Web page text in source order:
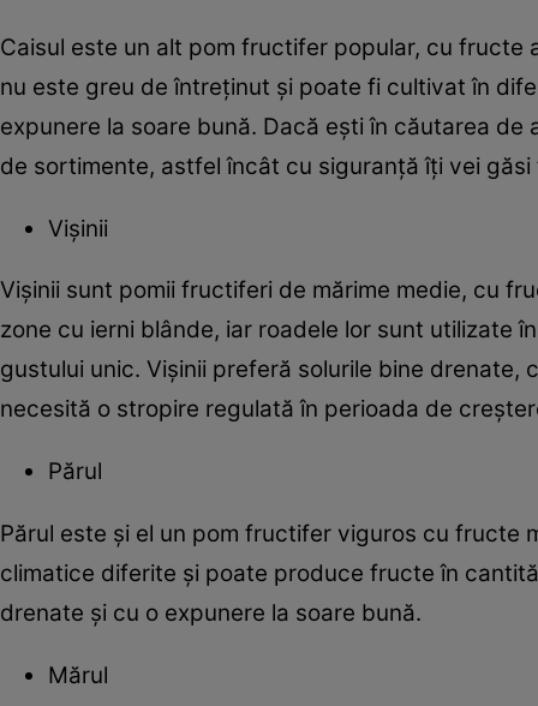
Caisul este un alt pom fructifer popular, cu fructe
nu este greu de întreținut și poate fi cultivat în
expunere la soare bună. Dacă ești în căutarea de
de sortimente, astfel încât cu siguranță îți vei
Vișinii
Vișinii sunt pomii fructiferi de mărime medie, cu
zone cu ierni blânde, iar roadele lor sunt utilizate
gustului unic. Vișinii preferă solurile bine drenate,
necesită o stropire regulată în perioada de
Părul
Părul este și el un pom fructifer viguros cu fructe
climatice diferite și poate produce fructe în
drenate și cu o expunere la soare bună.
Mărul